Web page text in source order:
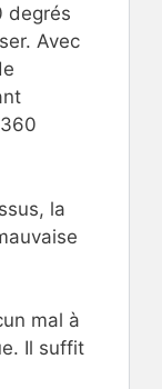
degrés
Avec
la
mal à
Il suffit